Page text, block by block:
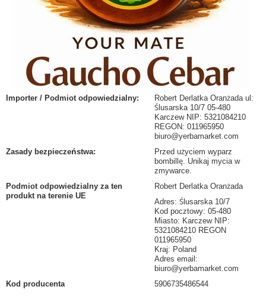
Importer / Podmiot odpowiedzialny:
Robert Derlatka Oranżada ul:
Ślusarska 10/7 05-480
Karczew NIP: 5321084210
REGON: 011965950
biuro@yerbamarket.com
Zasady bezpieczeństwa:
Przed użyciem wyparz
bombillę. Unikaj mycia w
zmywarce.
Podmiot odpowiedzialny za ten
produkt na terenie UE
Robert Derlatka Oranżada
Adres: Ślusarska 10/7
Kod pocztowy: 05-480
Miasto: Karczew NIP:
5321084210 REGON
011965950
Kraj: Poland
Adres email:
biuro@yerbamarket.com
Kod producenta
5906735486544